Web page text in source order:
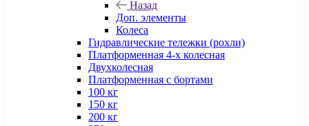
Назад
Доп. элементы
Колеса
Гидравлические тележки (рохли)
Платформенная 4-х колесная
Двухколесная
Платформенная с бортами
100 кг
150 кг
200 кг